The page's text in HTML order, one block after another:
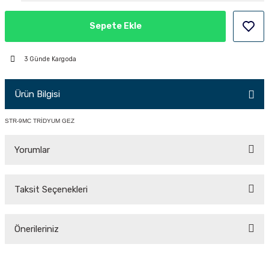
Sepete Ekle
3 Günde Kargoda
Ürün Bilgisi
STR-9MC TRİDYUM GEZ
Yorumlar
Taksit Seçenekleri
Önerileriniz